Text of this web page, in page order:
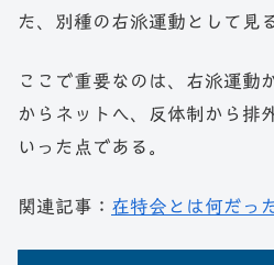
た、別種の右派運動として見
ここで重要なのは、右派運動
からネットへ、反体制から排
いった点である。
関連記事： 在特会とは何だっ